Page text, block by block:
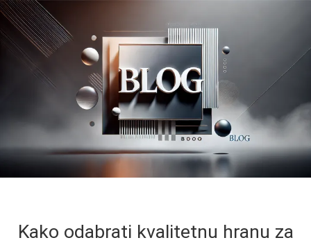
Kako odabrati kvalitetnu hranu za